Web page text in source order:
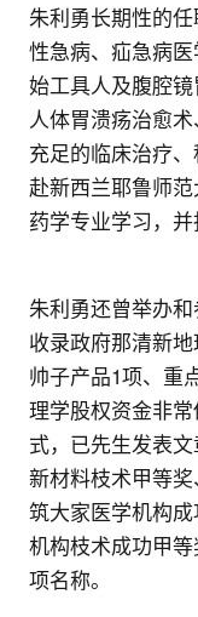
朱利勇长期性的
性急病、疝急病
始工具人及腹腔
人体胃溃疡治愈
充足的临床治疗
赴新西兰耶鲁师
药学专业学习，并
朱利勇还曾举办和
收录政府那清新
帅子产品1项、重
理学股权资金非
式，已先生发表
新材料枝术甲等
筑大家医学机构
机构枝术成功甲
项名称。